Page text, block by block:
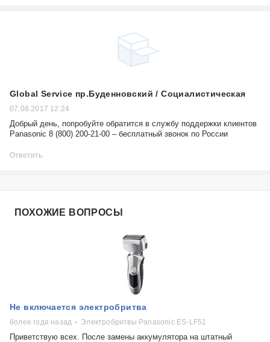
Global Service пр.Буденновский / Социалистическая
07.08.2017 12:24
Добрый день, попробуйте обратится в службу поддержки клиентов
Panasonic 8 (800) 200-21-00 – бесплатный звонок по России
Ответить
ПОХОЖИЕ ВОПРОСЫ
Не включается электробритва
более года назад Электробритвы Panasonic ES-LF51
Приветствую всех. После замены аккумулятора на штатный